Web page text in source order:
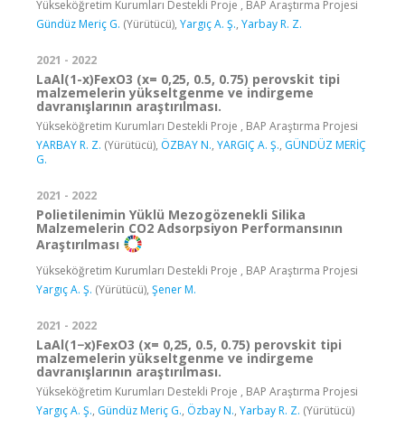
Yükseköğretim Kurumları Destekli Proje , BAP Araştırma Projesi
Gündüz Meriç G. (Yürütücü), Yargıç A. Ş., Yarbay R. Z.
2021 - 2022
LaAl(1-x)FexO3 (x= 0,25, 0.5, 0.75) perovskit tipi
malzemelerin yükseltgenme ve indirgeme
davranışlarının araştırılması.
Yükseköğretim Kurumları Destekli Proje , BAP Araştırma Projesi
YARBAY R. Z. (Yürütücü), ÖZBAY N., YARGIÇ A. Ş., GÜNDÜZ MERİÇ
G.
2021 - 2022
Polietilenimin Yüklü Mezogözenekli Silika
Malzemelerin CO2 Adsorpsiyon Performansının
Araştırılması
Yükseköğretim Kurumları Destekli Proje , BAP Araştırma Projesi
Yargıç A. Ş. (Yürütücü), Şener M.
2021 - 2022
LaAl(1−x)FexO3 (x= 0,25, 0.5, 0.75) perovskit tipi
malzemelerin yükseltgenme ve indirgeme
davranışlarının araştırılması.
Yükseköğretim Kurumları Destekli Proje , BAP Araştırma Projesi
Yargıç A. Ş., Gündüz Meriç G., Özbay N., Yarbay R. Z. (Yürütücü)